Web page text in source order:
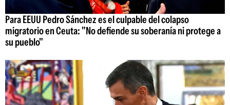
Para EEUU Pedro Sánchez es el culpable del colapso
migratorio en Ceuta: "No defiende su soberanía ni protege a
su pueblo"